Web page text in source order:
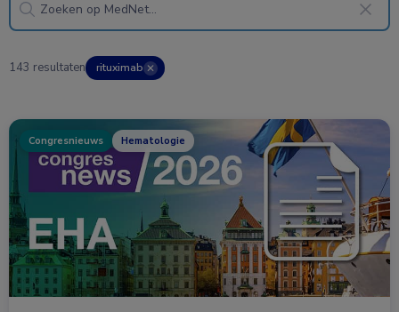
143 resultaten rituximab ✕
Congresnieuws Hematologie